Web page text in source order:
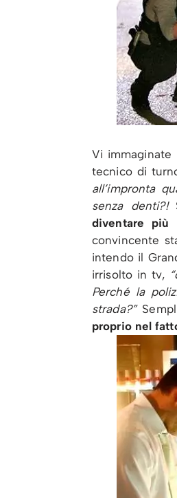
Vi immaginate
tecnico di
all’impronta
senza denti?!
diventare più
convincente
intendo il
irrisolto in tv,
Perché la
strada?”
proprio nel